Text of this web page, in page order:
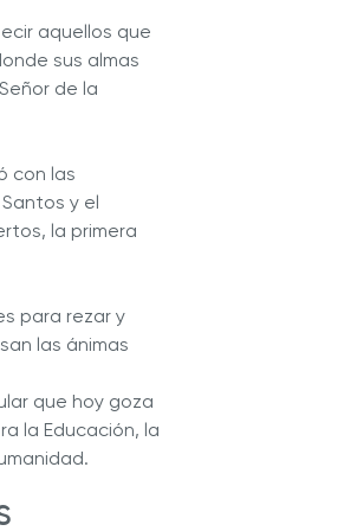
aquellos que
sus almas
de la
con las
y el
la primera
para rezar y
las ánimas
que hoy goza
la Educación, la